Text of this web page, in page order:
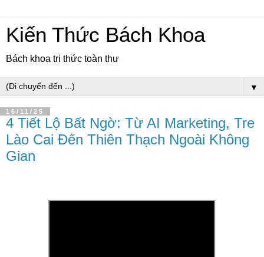
Kiến Thức Bách Khoa
Bách khoa tri thức toàn thư
▼
16/11/25
4 Tiết Lộ Bất Ngờ: Từ AI Marketing, Tre
Lào Cai Đến Thiên Thạch Ngoài Không
Gian